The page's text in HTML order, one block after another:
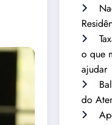
o que
ajudar
do